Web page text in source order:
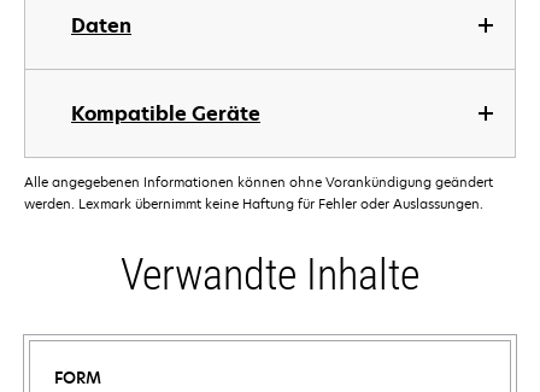
Daten
Kompatible Geräte
Alle angegebenen Informationen können ohne Vorankündigung geändert
werden. Lexmark übernimmt keine Haftung für Fehler oder Auslassungen.
Verwandte Inhalte
FORM